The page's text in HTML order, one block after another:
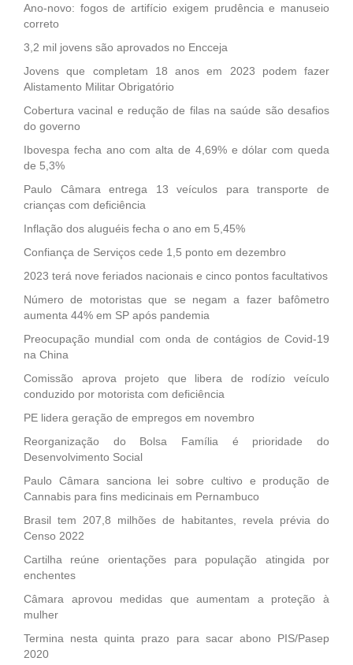
Ano-novo: fogos de artifício exigem prudência e manuseio
correto
3,2 mil jovens são aprovados no Encceja
Jovens que completam 18 anos em 2023 podem fazer
Alistamento Militar Obrigatório
Cobertura vacinal e redução de filas na saúde são desafios
do governo
Ibovespa fecha ano com alta de 4,69% e dólar com queda
de 5,3%
Paulo Câmara entrega 13 veículos para transporte de
crianças com deficiência
Inflação dos aluguéis fecha o ano em 5,45%
Confiança de Serviços cede 1,5 ponto em dezembro
2023 terá nove feriados nacionais e cinco pontos facultativos
Número de motoristas que se negam a fazer bafômetro
aumenta 44% em SP após pandemia
Preocupação mundial com onda de contágios de Covid-19
na China
Comissão aprova projeto que libera de rodízio veículo
conduzido por motorista com deficiência
PE lidera geração de empregos em novembro
Reorganização do Bolsa Família é prioridade do
Desenvolvimento Social
Paulo Câmara sanciona lei sobre cultivo e produção de
Cannabis para fins medicinais em Pernambuco
Brasil tem 207,8 milhões de habitantes, revela prévia do
Censo 2022
Cartilha reúne orientações para população atingida por
enchentes
Câmara aprovou medidas que aumentam a proteção à
mulher
Termina nesta quinta prazo para sacar abono PIS/Pasep
2020